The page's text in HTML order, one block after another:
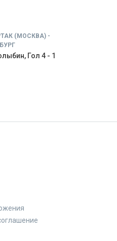
(МОСКВА) -
Гол 4 - 1